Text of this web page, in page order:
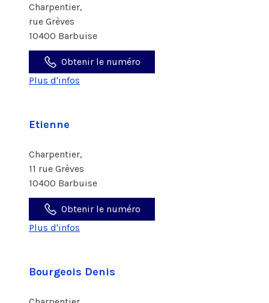
Charpentier,
rue Grèves
10400 Barbuise
Obtenir le numéro
Plus d'infos
Etienne
Charpentier,
11 rue Grèves
10400 Barbuise
Obtenir le numéro
Plus d'infos
Bourgeois Denis